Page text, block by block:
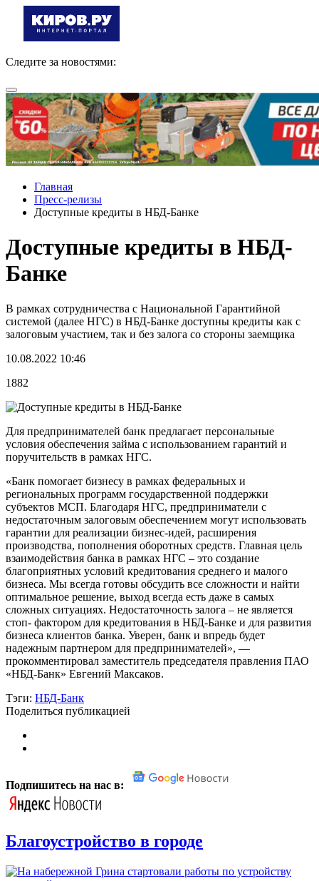
Следите за новостями:
Главная
Пресс-релизы
Доступные кредиты в НБД-Банке
Доступные кредиты в НБД-
Банке
В рамках сотрудничества с Национальной Гарантийной
системой (далее НГС) в НБД-Банке доступны кредиты как с
залоговым участием, так и без залога со стороны заемщика
10.08.2022 10:46
1882
Для предпринимателей банк предлагает персональные
условия обеспечения займа с использованием гарантий и
поручительств в рамках НГС.
«Банк помогает бизнесу в рамках федеральных и
региональных программ государственной поддержки
субъектов МСП. Благодаря НГС, предприниматели с
недостаточным залоговым обеспечением могут использовать
гарантии для реализации бизнес-идей, расширения
производства, пополнения оборотных средств. Главная цель
взаимодействия банка в рамках НГС – это создание
благоприятных условий кредитования среднего и малого
бизнеса. Мы всегда готовы обсудить все сложности и найти
оптимальное решение, выход всегда есть даже в самых
сложных ситуациях. Недостаточность залога – не является
стоп- фактором для кредитования в НБД-Банке и для развития
бизнеса клиентов банка. Уверен, банк и впредь будет
надежным партнером для предпринимателей», —
прокомментировал заместитель председателя правления ПАО
«НБД-Банк» Евгений Максаков.
Тэги: НБД-Банк
Поделиться публикацией
Подпишитесь на нас в:
Благоустройство в городе